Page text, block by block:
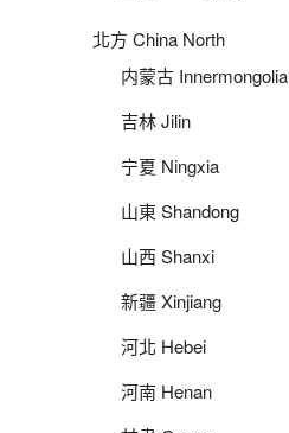
北方 China North
内蒙古 Innermongolia
吉林 Jilin
宁夏 Ningxia
山東 Shandong
山西 Shanxi
新疆 Xinjiang
河北 Hebei
河南 Henan